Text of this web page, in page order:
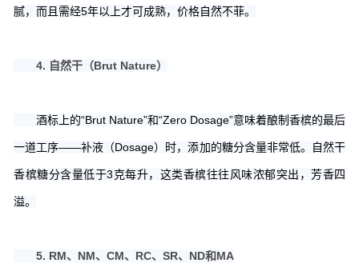
腻，而且需经5年以上才可成熟，价格自然不菲。
4. 自然干（Brut Nature）
酒标上的“Brut Nature”和“Zero Dosage”意味着酿制香槟的最后
一道工序——补液（Dosage）时，添加的糖分含量非常低。自然干
香槟糖分含量低于3克每升，这类香槟往往风味浓郁突出，芳香四
溢。
5. RM、NM、CM、RC、SR、ND和MA